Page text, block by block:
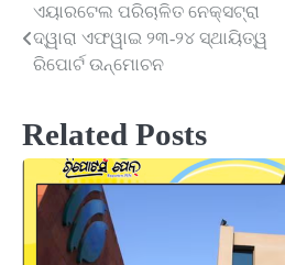
Post
navigation
ଏୟାରଟେଲ ପରିଚାଳିତ ନେକ୍ସଟ୍ରା
ଦ୍ୱାରା ଏଫୱାଇ ୨୩-୨୪ ସ୍ଥାୟିତ୍ୱ
ରିପୋର୍ଟ ଉନ୍ମୋଚନ
Related Posts